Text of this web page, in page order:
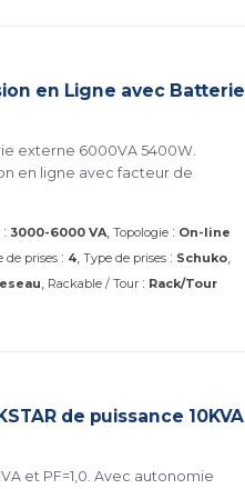
en Ligne avec Batterie
externe 6000VA 5400W.
en ligne avec facteur de
: 3000-6000 VA Topologie : On-line
de prises : 4 Type de prises : Schuko
Rackable / Tour : Rack/Tour
de puissance 10KVA